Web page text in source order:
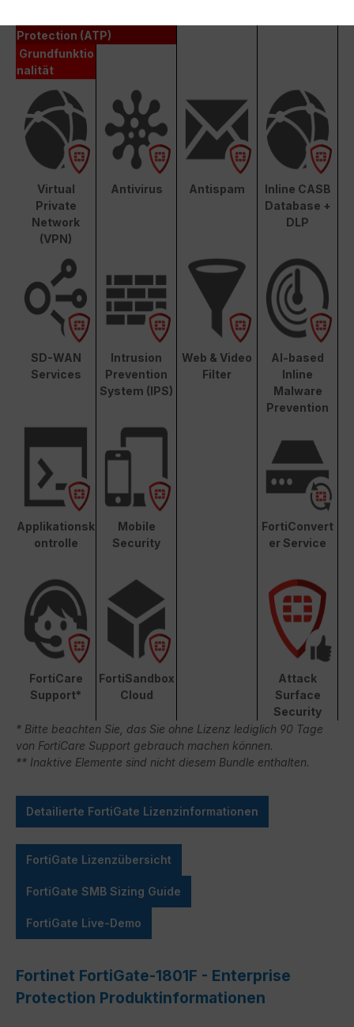
Protection (ATP)
Grundfunktio
nalität
Virtual
Private
Network
(VPN)
Antivirus Antispam
Inline CASB
Database +
DLP
SD-WAN
Services
Intrusion
Prevention
System (IPS)
Web & Video
Filter
AI-based
Inline
Malware
Prevention
Applikationsk
ontrolle
Mobile
Security
FortiConvert
er Service
FortiCare
Support*
FortiSandbox
Cloud
Attack
Surface
Security
* Bitte beachten Sie, das Sie ohne Lizenz lediglich 90 Tage
von FortiCare Support gebrauch machen können.
** Inaktive Elemente sind nicht diesem Bundle enthalten.
Detailierte FortiGate Lizenzinformationen
FortiGate Lizenzübersicht
FortiGate SMB Sizing Guide
FortiGate Live-Demo
Fortinet FortiGate-1801F - Enterprise
Protection Produktinformationen